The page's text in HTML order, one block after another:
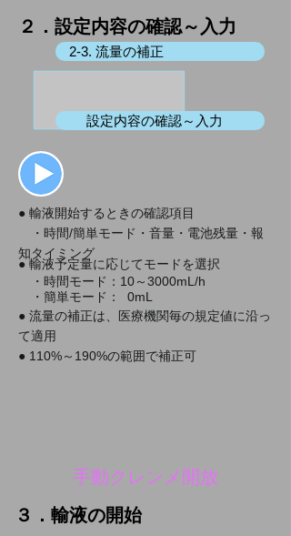
設定内容の確認～入力
2-3. 流量の補正
２．設定内容の確認～入力
● 輸液開始するときの確認項目
・時間/簡単モード・音量・電池残量・報
知タイミング
● 輸液予定量に応じてモードを選択
・時間モード：10～3000mL/h
・簡単モード： 0mL
● 流量の補正は、医療機関毎の規定値に沿っ
て適用
● 110%～190%の範囲で補正可
手動クレンメ開放
３．輸液の開始